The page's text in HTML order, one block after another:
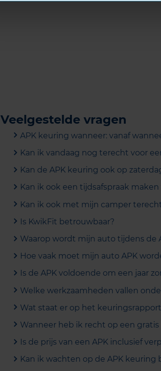
Veelgestelde vragen
APK keuring wanneer: vanaf
Kan ik vandaag nog terecht voor
Kan de APK keuring ook op
Kan ik ook een tijdsafspraak
Kan ik ook met mijn camper
Is KwikFit betrouwbaar?
Waarop wordt mijn auto tijdens de
Hoe vaak moet mijn auto APK
Is de APK voldoende om een jaar
Welke werkzaamheden vallen
Wat staat er op het
Wanneer heb ik recht op een
Is de prijs van een APK inclusief
Kan ik wachten op de APK keuring